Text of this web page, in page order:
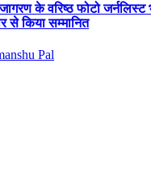
के वरिष्ठ फोटो
से किया सम्मानित
Pal